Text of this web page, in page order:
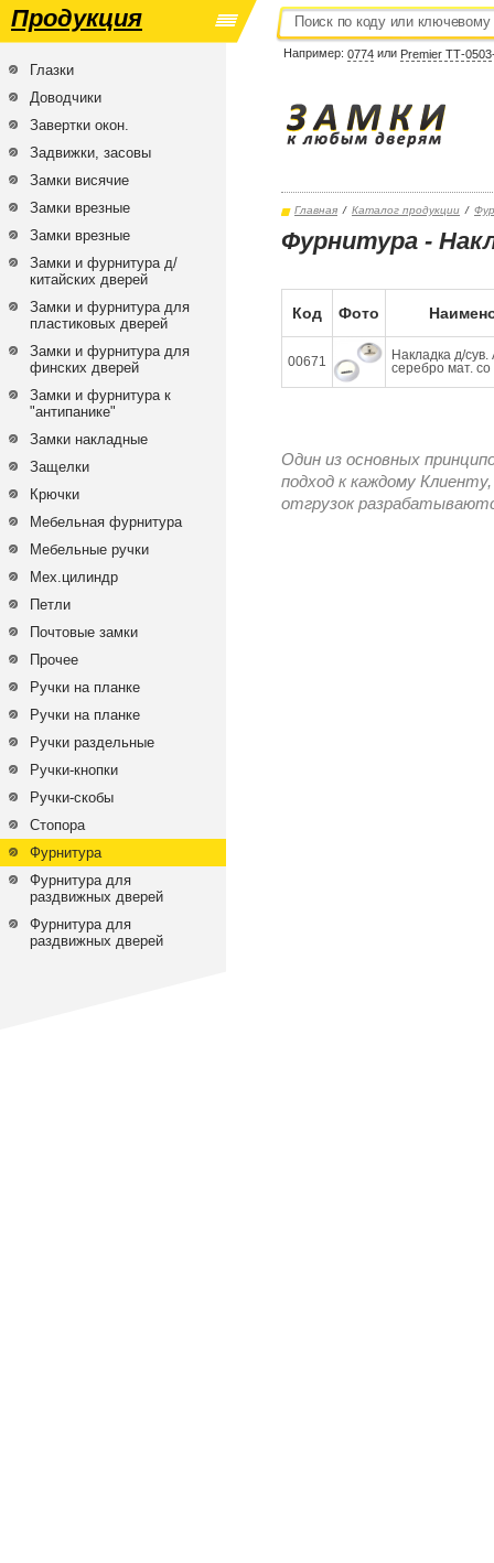
Продукция
Например: 0774 или Premier ТТ-
Глазки
Доводчики
Завертки окон.
Задвижки, засовы
Замки висячие
Замки врезные
Замки врезные
Замки и фурнитура д/
китайских дверей
Замки и фурнитура для
пластиковых дверей
Замки и фурнитура для
финских дверей
Замки и фурнитура к
"антипанике"
Замки накладные
Защелки
Крючки
Мебельная фурнитура
Мебельные ручки
Мех.цилиндр
Петли
Почтовые замки
Прочее
Ручки на планке
Ручки на планке
Ручки раздельные
Ручки-кнопки
Ручки-скобы
Стопора
Фурнитура
Фурнитура для
раздвижных дверей
Фурнитура для
раздвижных дверей
Главная / Каталог продукции /
Фурнитура -
Код Фото
00671
Накладка д/
серебро мат.
Один из основных
подход к каждому
отгрузок